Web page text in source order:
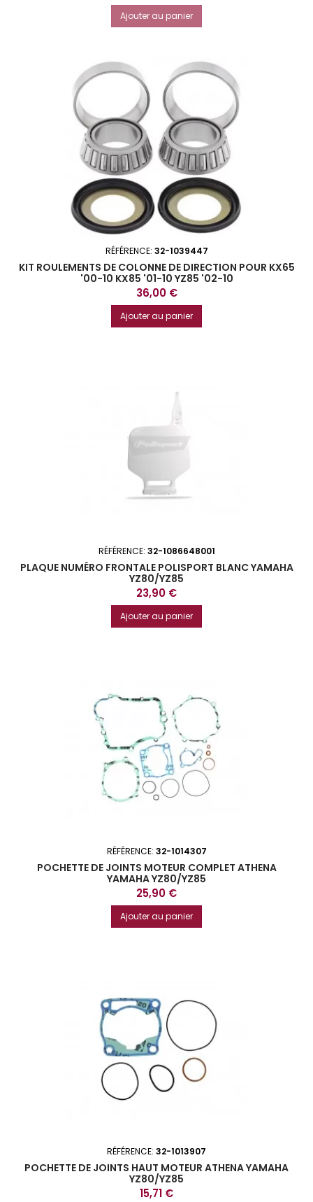
Ajouter au panier
RÉFÉRENCE: 32-1039447
KIT ROULEMENTS DE COLONNE DE DIRECTION POUR KX65
'00-10 KX85 '01-10 YZ85 '02-10
Prix
36,00 €
Ajouter au panier
RÉFÉRENCE: 32-1086648001
PLAQUE NUMÉRO FRONTALE POLISPORT BLANC YAMAHA
YZ80/YZ85
Prix
23,90 €
Ajouter au panier
RÉFÉRENCE: 32-1014307
POCHETTE DE JOINTS MOTEUR COMPLET ATHENA
YAMAHA YZ80/YZ85
Prix
25,90 €
Ajouter au panier
RÉFÉRENCE: 32-1013907
POCHETTE DE JOINTS HAUT MOTEUR ATHENA YAMAHA
YZ80/YZ85
Prix
15,71 €